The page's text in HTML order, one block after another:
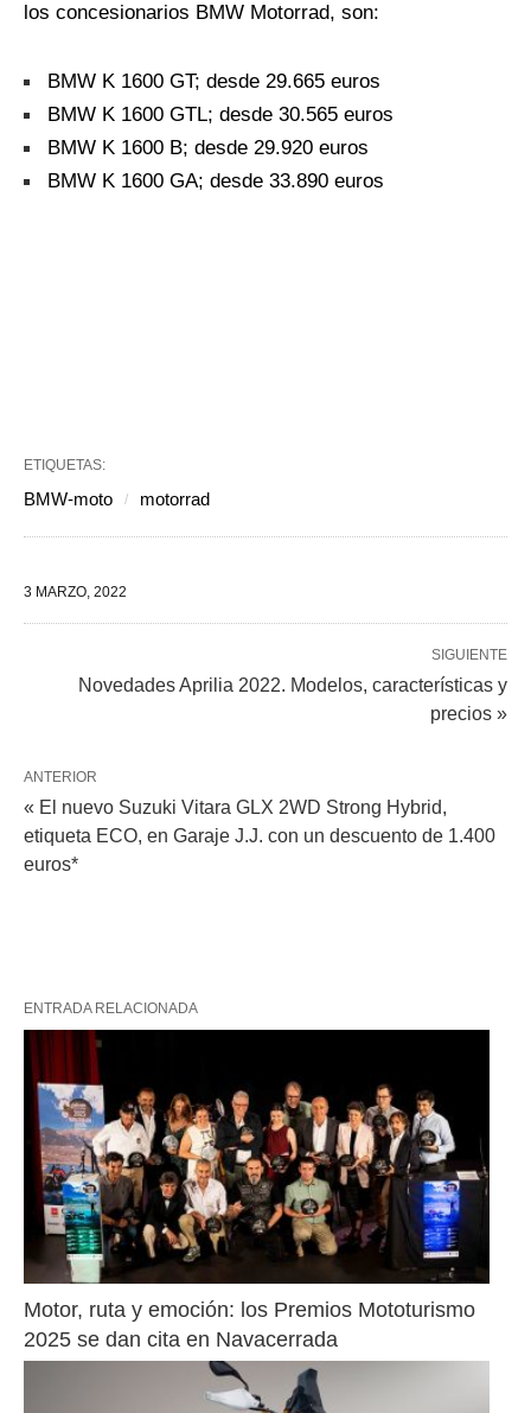
los concesionarios BMW Motorrad, son:
BMW K 1600 GT; desde 29.665 euros
BMW K 1600 GTL; desde 30.565 euros
BMW K 1600 B; desde 29.920 euros
BMW K 1600 GA; desde 33.890 euros
ETIQUETAS:
BMW-moto motorrad
3 MARZO, 2022
SIGUIENTE
Novedades Aprilia 2022. Modelos, características y
precios »
ANTERIOR
« El nuevo Suzuki Vitara GLX 2WD Strong Hybrid,
etiqueta ECO, en Garaje J.J. con un descuento de 1.400
euros*
ENTRADA RELACIONADA
Motor, ruta y emoción: los Premios Mototurismo
2025 se dan cita en Navacerrada